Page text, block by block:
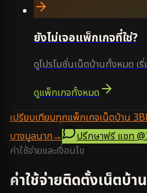
ยังไม่เจอแพ็กเกจที่ใช่?
ดูโปรโมชั่นเน็ตบ้านทั้งหมด เ
ดูแพ็กเกจทั้งหมด
เปรียบเทียบทุกแพ็กเกจเน็ตบ้าน
บางมูลนาก→ ปรึกษาฟรี แชท
ค่าใช้จ่ายและเงื่อนไข
ค่าใช้จ่ายติดตั้งเน็ตบ้า